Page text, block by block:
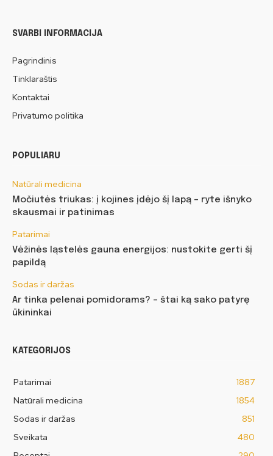
SVARBI INFORMACIJA
Pagrindinis
Tinklaraštis
Kontaktai
Privatumo politika
POPULIARU
Natūrali medicina
Močiutės triukas: į kojines įdėjo šį lapą – ryte išnyko
skausmai ir patinimas
Patarimai
Vėžinės ląstelės gauna energijos: nustokite gerti šį
papildą
Sodas ir daržas
Ar tinka pelenai pomidorams? – štai ką sako patyrę
ūkininkai
KATEGORIJOS
Patarimai
1887
Natūrali medicina
1854
Sodas ir daržas
851
Sveikata
480